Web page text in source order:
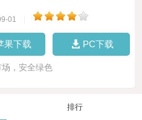
01
果下载 PC下载
，安全绿色
排行